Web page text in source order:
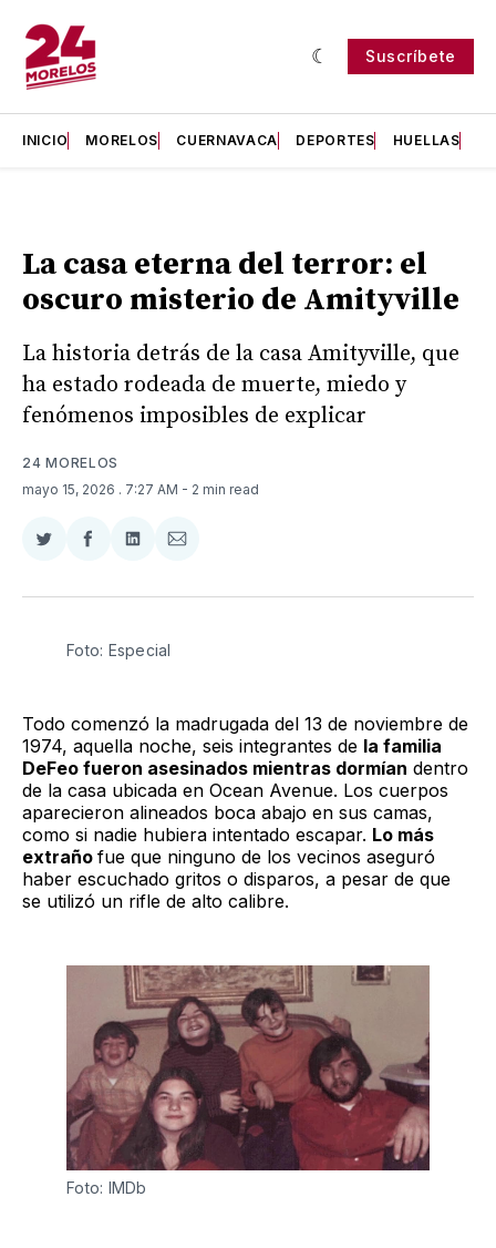
Suscríbete
INICIO MORELOS CUERNAVACA DEPORTES HUELLAS
La casa eterna del terror: el
oscuro misterio de Amityville
La historia detrás de la casa Amityville, que
ha estado rodeada de muerte, miedo y
fenómenos imposibles de explicar
24 MORELOS
mayo 15, 2026 . 7:27 AM - 2 min read
Compartir
Twitter
Compartir
Facebook
Compartir
LinkedIn
Compartir
Email
Foto: Especial
Todo comenzó la madrugada del 13 de noviembre de
1974, aquella noche, seis integrantes de la familia
DeFeo fueron asesinados mientras dormían dentro
de la casa ubicada en Ocean Avenue. Los cuerpos
aparecieron alineados boca abajo en sus camas,
como si nadie hubiera intentado escapar. Lo más
extraño fue que ninguno de los vecinos aseguró
haber escuchado gritos o disparos, a pesar de que
se utilizó un rifle de alto calibre.
Foto: IMDb